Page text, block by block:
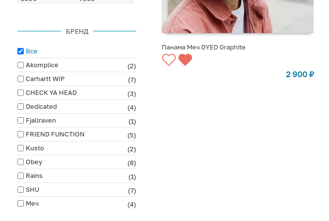
СООБЩИТЬ О ПОСТУПЛЕНИИ
Панама Меч DYED Graphite
2 900 ₽
БРЕНД
Все
Akomplice
(2)
Carhartt WIP
(7)
CHECK YA HEAD
(3)
Dedicated
(4)
Fjallraven
(1)
FRIEND FUNCTION
(5)
Kusto
(2)
Obey
(8)
Rains
(1)
SHU
(7)
Меч
(4)